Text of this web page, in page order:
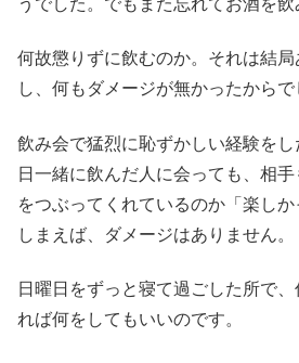
何故懲りずに飲むのか。それは結
し、何もダメージが無かったからで
飲み会で猛烈に恥ずかしい経験を
日一緒に飲んだ人に会っても、相
をつぶってくれているのか「楽し
しまえば、ダメージはありません。
日曜日をずっと寝て過ごした所で
れば何をしてもいいのです。